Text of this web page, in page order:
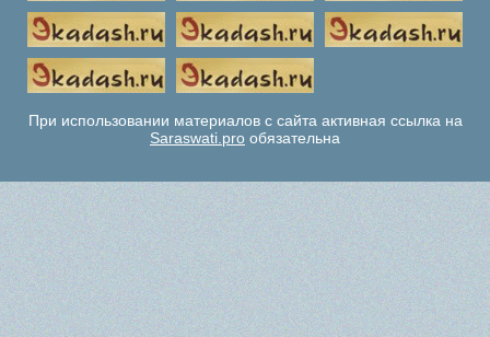
При использовании материалов с сайта активная ссылка на
Saraswati.pro обязательна